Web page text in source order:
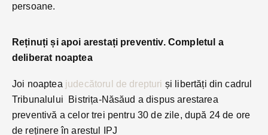
persoane.
Reținuți și apoi arestați preventiv. Completul a
deliberat noaptea
Joi noaptea judecătorul de drepturi și libertăți din cadrul
Tribunalului Bistrița-Năsăud a dispus arestarea
preventivă a celor trei pentru 30 de zile, după 24 de ore
de reținere în arestul IPJ